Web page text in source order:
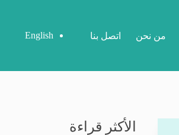
من نحن اتصل بنا English
الأكثر قراءة